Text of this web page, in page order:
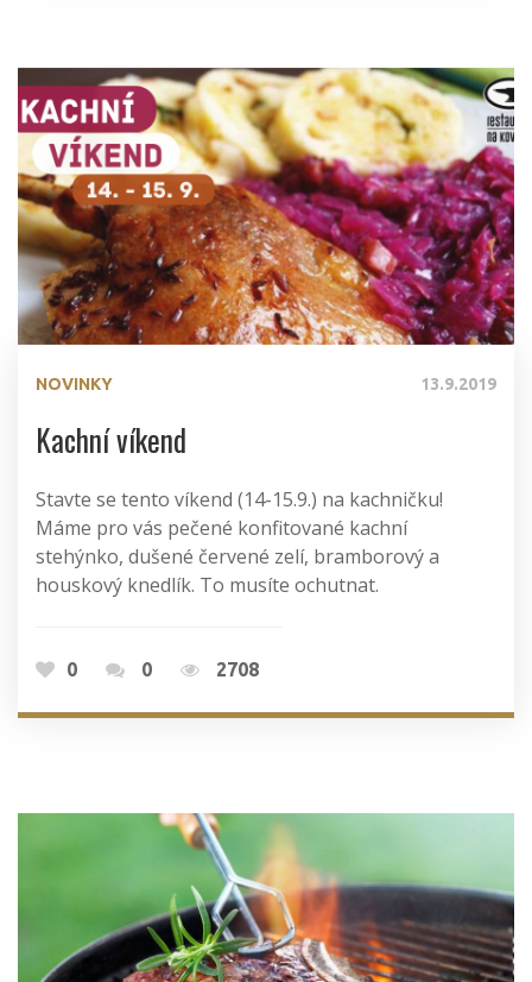
NOVINKY 13.9.2019
Kachní víkend
Stavte se tento víkend (14-15.9.) na kachničku!
Máme pro vás pečené konfitované kachní
stehýnko, dušené červené zelí, bramborový a
houskový knedlík. To musíte ochutnat.
0 0 2708